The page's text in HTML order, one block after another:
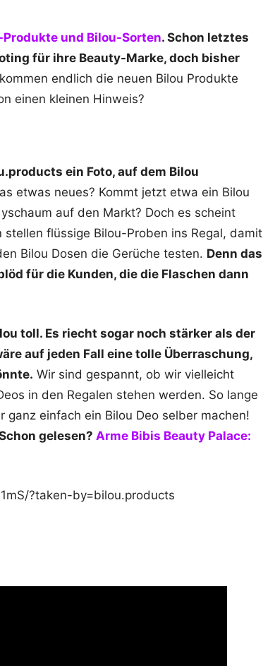
Produkte und Bilou-Sorten. Schon letztes
für ihre Beauty-Marke, doch bisher
endlich die neuen Bilou Produkte
einen kleinen Hinweis?
ein Foto, auf dem Bilou
etwas neues? Kommt jetzt etwa ein Bilou
auf den Markt? Doch es scheint
flüssige Bilou-Proben ins Regal, damit
Bilou Dosen die Gerüche testen. Denn das
für die Kunden, die die Flaschen dann
toll. Es riecht sogar noch stärker als der
auf jeden Fall eine tolle Überraschung,
Wir sind gespannt, ob wir vielleicht
in den Regalen stehen werden. So lange
einfach ein Bilou Deo selber machen!
gelesen? Arme Bibis Beauty Palace:
?taken-by=bilou.products